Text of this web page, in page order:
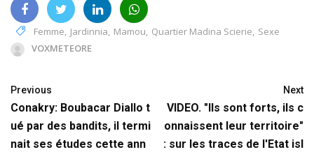
Femme, Jardinnia, Mamou, Quartier Madina Scierie, Sexe
VOXMETEORE
Previous
Conakry: Boubacar Diallo t
ué par des bandits, il termi
nait ses études cette ann
Next
VIDEO. "Ils sont forts, ils c
onnaissent leur territoire"
: sur les traces de l'Etat isl